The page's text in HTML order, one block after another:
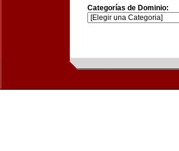
Categorías de Dominio: